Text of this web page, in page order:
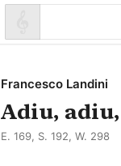
Francesco Landini
Adiu,
E. 169, S. 192, W. 298